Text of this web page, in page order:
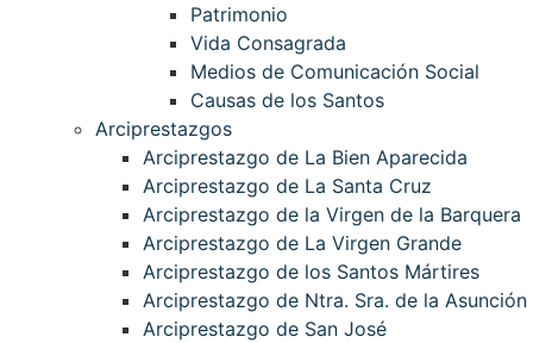
Patrimonio
Vida Consagrada
Medios de Comunicación Social
Causas de los Santos
Arciprestazgos
Arciprestazgo de La Bien Aparecida
Arciprestazgo de La Santa Cruz
Arciprestazgo de la Virgen de la Barquera
Arciprestazgo de La Virgen Grande
Arciprestazgo de los Santos Mártires
Arciprestazgo de Ntra. Sra. de la Asunción
Arciprestazgo de San José